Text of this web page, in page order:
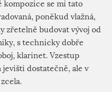
se mi tato
poněkud vlažná,
zřetelně budovat vývoj od
s technicky dobře
klarinet. Vzestup
dostatečně, ale v